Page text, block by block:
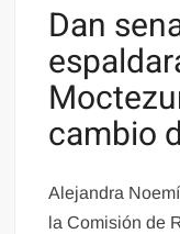
Dan
cambio
Alejandra
la Comisión de